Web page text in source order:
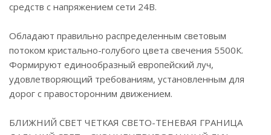
средств с напряжением сети 24В.
Обладают правильно распределенным световым
потоком кристально-голубого цвета свечения 5500К.
Формируют единообразный европейский луч,
удовлетворяющий требованиям, установленным для
дорог с правосторонним движением.
БЛИЖНИЙ СВЕТ ЧЕТКАЯ СВЕТО-ТЕНЕВАЯ ГРАНИЦА